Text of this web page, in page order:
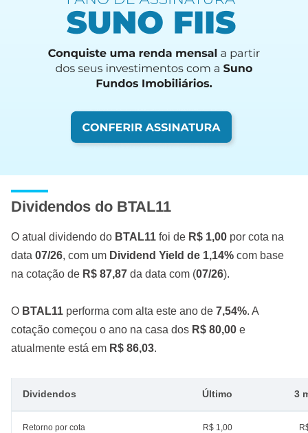
Dividendos do BTAL11
O atual dividendo do BTAL11 foi de R$ 1,00 por cota na
data 07/26, com um Dividend Yield de 1,14% com base
na cotação de R$ 87,87 da data com (07/26).
O BTAL11 performa com alta este ano de 7,54%. A
cotação começou o ano na casa dos R$ 80,00 e
atualmente está em R$ 86,03.
Dividendos Último 3
Retorno por cota R$ 1,00